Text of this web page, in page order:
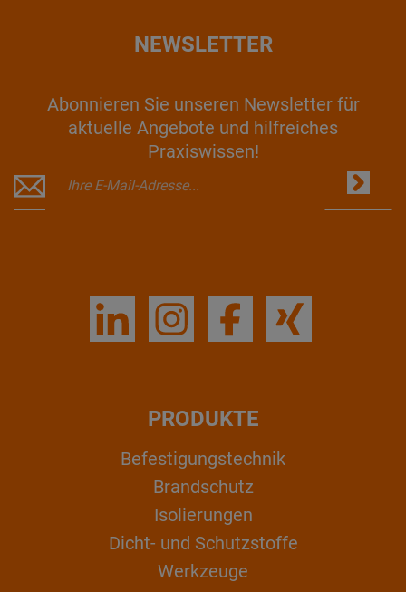
NEWSLETTER
Abonnieren Sie unseren Newsletter für
aktuelle Angebote und hilfreiches
Praxiswissen!
PRODUKTE
Befestigungstechnik
Brandschutz
Isolierungen
Dicht- und Schutzstoffe
Werkzeuge